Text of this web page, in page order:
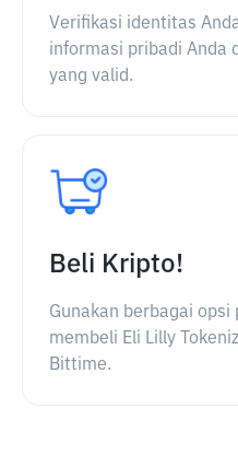
Verifikasi identitas
informasi pribadi Anda
yang valid.
Beli Kripto!
Gunakan berbagai
membeli Eli Lilly
Bittime.